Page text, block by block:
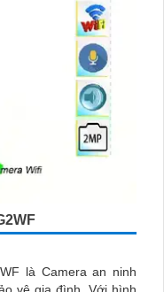
là Camera an ninh
đình. Với hình